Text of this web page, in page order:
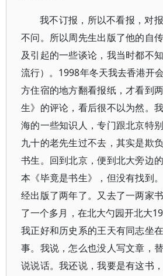
我不订报，所以不看报，对
不问。所以周先生出版了他的自
及引起的一些谈论，我当时都不
流行）。1998年冬天我去香港开
方住宿的地方翻看报纸，才看到
生》的评论，看后很不以为然。
海的一些知识人，专门跟北京特
九十的老先生过不去，其实是欺
书生。回到北京，便到北大旁边
本《毕竟是书生》，但没有找到
经出版了两年了。又去了一两家
了一个多月，在北大勺园开北大
我正好和历史系的王天有同志坐
事。我说，怎么也没人写文章，
说说话。我还说，我要是有这书